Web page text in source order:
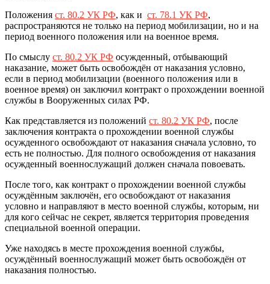
Положения ст. 80.2 УК РФ, как и ст. 78.1 УК РФ,
распространяются не только на период мобилизации, но и на
период военного положения или на военное время.
По смыслу ст. 80.2 УК РФ осужденный, отбывающий
наказание, может быть освобождён от наказания условно,
если в период мобилизации (военного положения или в
военное время) он заключил контракт о прохождении военной
службы в Вооруженных силах РФ.
Как представляется из положений ст. 80.2 УК РФ, после
заключения контракта о прохождении военной службы
осужденного освобождают от наказания сначала условно, то
есть не полностью. Для полного освобождения от наказания
осужденный военнослужащий должен сначала повоевать.
После того, как контракт о прохождении военной службы
осуждённым заключён, его освобождают от наказания
условно и направляют в место военной службы, которым, ни
для кого сейчас не секрет, является территория проведения
специальной военной операции.
Уже находясь в месте прохождения военной службы,
осуждённый военнослужащий может быть освобождён от
наказания полностью.